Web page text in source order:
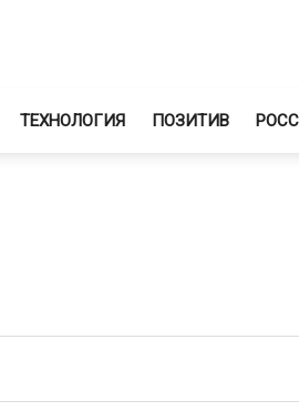
ТЕХНОЛОГИЯ ПОЗИТИВ